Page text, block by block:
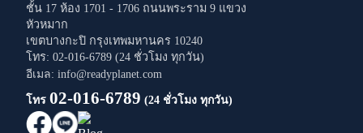
ชั้น 17 ห้อง 1701 - 1706 ถนนพระราม 9 แขวง
หัวหมาก
เขตบางกะปิ กรุงเทพมหานคร 10240
โทร: 02-016-6789 (24 ชั่วโมง ทุกวัน)
อีเมล: info@readyplanet.com
โทร 02-016-6789 (24 ชั่วโมง ทุกวัน)